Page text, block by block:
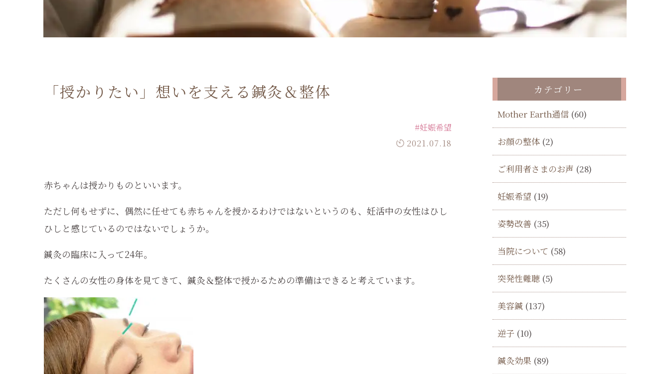
「授かりたい」想いを支える鍼灸＆整体
#妊娠希望
2021.07.18
赤ちゃんは授かりものといいます。
ただし何もせずに、偶然に任せても赤ちゃんを授かるわけではないというのも、妊活中の女性はひし
ひしと感じているのではないでしょうか。
鍼灸の臨床に入って24年。
たくさんの女性の身体を見てきて、鍼灸＆整体で授かるための準備はできると考えています。
カテゴリー
Mother Earth通信 (60)
お顔の整体 (2)
ご利用者さまのお声 (28)
妊娠希望 (19)
姿勢改善 (35)
当院について (58)
突発性難聴 (5)
美容鍼 (137)
逆子 (10)
鍼灸効果 (89)